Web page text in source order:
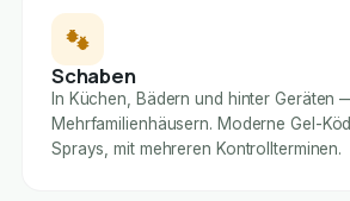
Schaben
In Küchen, Bädern und hinter Geräten
Mehrfamilienhäusern. Moderne Gel-
Sprays, mit mehreren Kontrollterminen.